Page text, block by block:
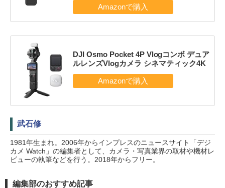
DJI Osmo Pocket 4P Vlogコンボ デュア
ルレンズVlogカメラ シネマティック4K
武石修
1981年生まれ。2006年からインプレスのニュースサイト「デジ
カメ Watch」の編集者として、カメラ・写真業界の取材や機材レ
ビューの執筆などを行う。2018年からフリー。
編集部のおすすめ記事